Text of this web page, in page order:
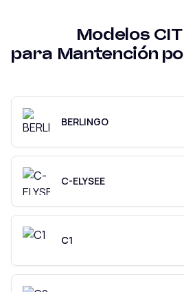
Modelos
para Mantención
BERLINGO
C-ELYSEE
C1